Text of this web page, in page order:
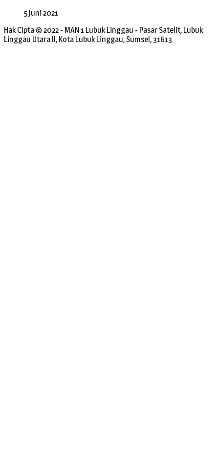
5 Juni 2021
Hak Cipta © 2022 - MAN 1 Lubuk Linggau - Pasar Satelit, Lubuk
Linggau Utara II, Kota Lubuk Linggau, Sumsel, 31613